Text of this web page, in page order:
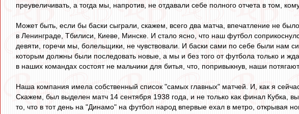
преувеличивать, а тогда мы, напротив, не отдавали себе полного отчета в том,
Может быть, если бы баски сыграли, скажем, всего два матча, впечатление не
в Ленинграде, Тбилиси, Киеве, Минске. И стало ясно, что наш футбол
девяти, горечи мы, болельщики, не чувствовали. И баски сами по себе были нам
которым должны были последовать новые, а мы и без того от футбола только и
в наших командах состоят не мальчики для битья, что, попривыкнув, наши
Наша компания имела собственный список "самых главных" матчей. И, как я
Скажем, был выделен матч 14 сентября 1938 года, и не только как финал Кубка,
то, что в тот день на "Динамо" на футбол народ впервые ехал в метро, открывая